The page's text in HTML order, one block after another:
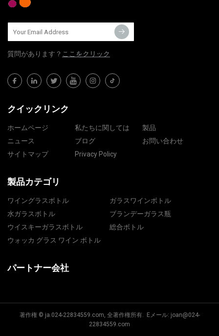
質問​​があります？ ここをクリック
クイックリンク
ホームページ 私たちに関しては
製品
ニュース
ブログ
お問い合わせ
サイトマップ
Privacy Policy
製品カテゴリ
ワイングラスボトル
ガラスワインボトル
水ガラスボトル
ブランデーガラス瓶
ウイスキーガラスボトル
総合ボトル
ウォッカ グラス ワイン ボトル
パートナー会社
著作権 © ja.024-22834559.com, 全著作権所有. Eメール: joan@024-
22834559.com